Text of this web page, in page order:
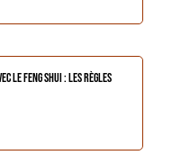
le Feng Shui : Les règles